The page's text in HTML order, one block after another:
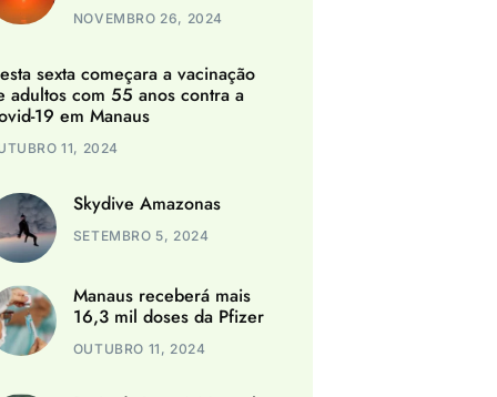
NOVEMBRO 26, 2024
sexta começara a vacinação
adultos com 55 anos contra a
19 em Manaus
11, 2024
Skydive Amazonas
SETEMBRO 5, 2024
Manaus receberá mais
16,3 mil doses da Pfizer
OUTUBRO 11, 2024